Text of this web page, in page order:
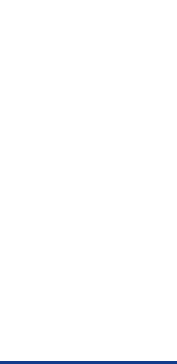
Air (Liên Hệ
thay đổi tùy:
cao)